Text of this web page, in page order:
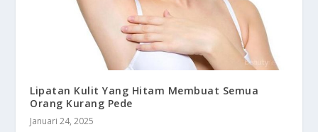
Lipatan Kulit Yang Hitam Membuat Semua
Orang Kurang Pede
Januari 24, 2025